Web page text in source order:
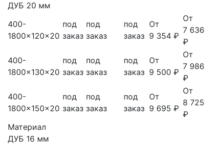
ДУБ 20 мм
400-
1800x120x20
под
заказ
под
заказ
под
заказ
От
9 354 ₽
От
7 636
₽
400-
1800x130x20
под
заказ
под
заказ
под
заказ
От
9 500 ₽
От
7 986
₽
400-
1800x150x20
под
заказ
под
заказ
под
заказ
От
9 695 ₽
От
8 725
₽
Материал
ДУБ 16 мм